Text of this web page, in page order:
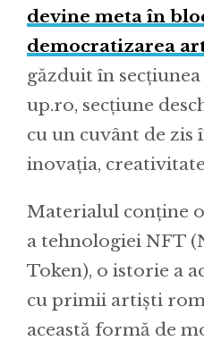
devine meta în
democratizarea
găzduit în
up.ro, secțiune
cu un cuvânt de zis
inovația,
Materialul conține
a tehnologiei NFT
Token), o istorie a
cu primii artiști
această formă de